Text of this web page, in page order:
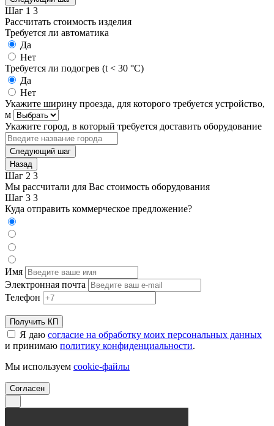
Шаг 1 3
Рассчитать стоимость изделия
Требуется ли автоматика
Да
Нет
Требуется ли подогрев (t < 30 °С)
Да
Нет
Укажите ширину проезда, для которого требуется устройство,
м
Укажите город, в который требуется доставить оборудование
Следующий шаг
Назад
Шаг 2 3
Мы рассчитали для Вас стоимость оборудования
Шаг 3 3
Куда отправить коммерческое предложение?
Имя
Электронная почта
Телефон
Получить КП
Я даю согласие на обработку моих персональных данных
и принимаю политику конфиденциальности.
Мы используем cookie-файлы
Согласен